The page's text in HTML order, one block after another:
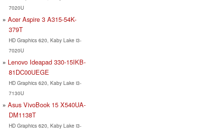
7020U
Acer Aspire 3 A315-54K-
379T
HD Graphics 620, Kaby Lake i3-
7020U
Lenovo Ideapad 330-15IKB-
81DC00UEGE
HD Graphics 620, Kaby Lake i3-
7130U
Asus VivoBook 15 X540UA-
DM1138T
HD Graphics 620, Kaby Lake i3-